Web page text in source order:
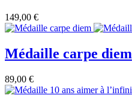
149,00 €
Médaille carpe diem
89,00 €